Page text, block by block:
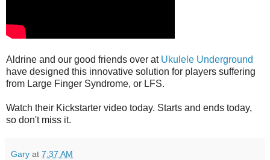
Aldrine and our good friends over at Ukulele Underground
have designed this innovative solution for players suffering
from Large Finger Syndrome, or LFS.
Watch their Kickstarter video today. Starts and ends today,
so don't miss it.
Gary at 7:37 AM